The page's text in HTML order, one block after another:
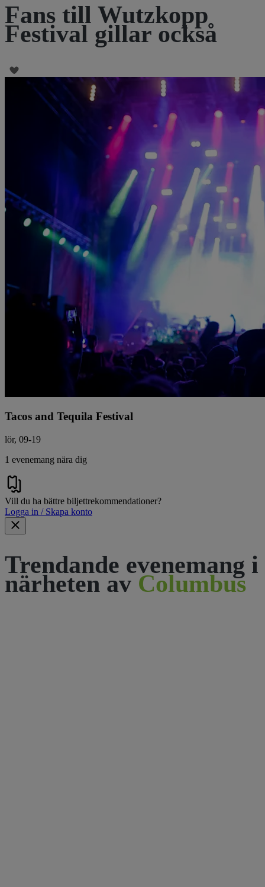
Fans till Wutzkopp
Festival gillar också
Tacos and Tequila Festival
lör, 09-19
1 evenemang nära dig
Vill du ha bättre biljettrekommendationer?
Logga in / Skapa konto
Trendande evenemang i
närheten av Columbus